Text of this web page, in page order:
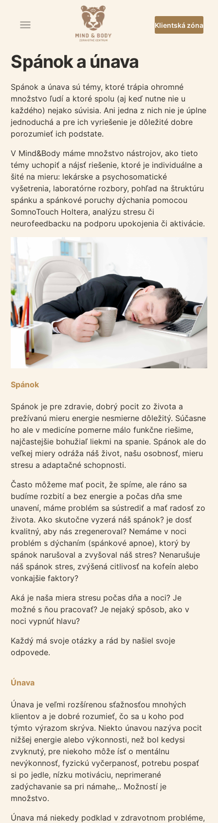
Klientská zóna
Spánok a únava
Spánok a únava sú témy, ktoré trápia ohromné
množstvo ľudí a ktoré spolu (aj keď nutne nie u
každého) nejako súvisia. Ani jedna z nich nie je úplne
jednoduchá a pre ich vyriešenie je dôležité dobre
porozumieť ich podstate.
V Mind&Body máme množstvo nástrojov, ako tieto
témy uchopiť a nájsť riešenie, ktoré je individuálne a
šité na mieru: lekárske a psychosomatické
vyšetrenia, laboratórne rozbory, pohľad na štruktúru
spánku a spánkové poruchy dýchania pomocou
SomnoTouch Holtera, analýzu stresu či
neurofeedbacku na podporu upokojenia či aktivácie.
Spánok
Spánok je pre zdravie, dobrý pocit zo života a
prežívanú mieru energie nesmierne dôležitý. Súčasne
ho ale v medicíne pomerne málo funkčne riešime,
najčastejšie bohužiaľ liekmi na spanie. Spánok ale do
veľkej miery odráža náš život, našu osobnosť, mieru
stresu a adaptačné schopnosti.
Často môžeme mať pocit, že spíme, ale ráno sa
budíme rozbití a bez energie a počas dňa sme
unavení, máme problém sa sústrediť a mať radosť zo
života. Ako skutočne vyzerá náš spánok? je dosť
kvalitný, aby nás zregeneroval? Nemáme v noci
problém s dýchaním (spánkové apnoe), ktorý by
spánok narušoval a zvyšoval náš stres? Nenarušuje
náš spánok stres, zvýšená citlivosť na kofeín alebo
vonkajšie faktory?
Aká je naša miera stresu počas dňa a noci? Je
možné s ňou pracovať? Je nejaký spôsob, ako v
noci vypnúť hlavu?
Každý má svoje otázky a rád by našiel svoje
odpovede.
Únava
Únava je veľmi rozšírenou sťažnosťou mnohých
klientov a je dobré rozumieť, čo sa u koho pod
týmto výrazom skrýva. Niekto únavou nazýva pocit
nižšej energie alebo výkonnosti, než bol kedysi
zvyknutý, pre niekoho môže ísť o mentálnu
nevýkonnosť, fyzickú vyčerpanosť, potrebu pospať
si po jedle, nízku motiváciu, neprimerané
zadýchavanie sa pri námahe,.. Možností je
množstvo.
Únava má niekedy podklad v zdravotnom probléme,